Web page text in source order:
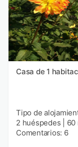
Casa de 1
Tipo de
2 huéspedes
60
Comentarios: 6